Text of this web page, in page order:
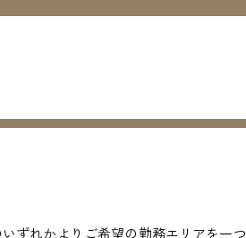
ずれかよりご希望の勤務エリアを一つ